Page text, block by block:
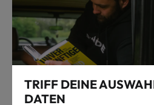
TRIFF DEINE
DATEN